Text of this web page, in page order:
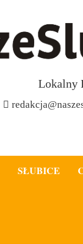
Lokalny
SŁUBICE